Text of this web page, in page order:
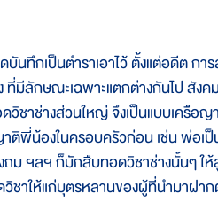
กเป็นตำราเอาไว้ ตั้งแต่อดีต การ
ที่มีลักษณะเฉพาะแตกต่างกันไป สัง
าช่างส่วนใหญ่ จึงเป็นแบบเครือญ
พี่น้องในครอบครัวก่อน เช่น พ่อเป็
งถม ฯลฯ ก็มักสืบทอดวิชาช่างนั้นๆ
ชาให้แก่บุตรหลานของผู้ที่นำมาฝา